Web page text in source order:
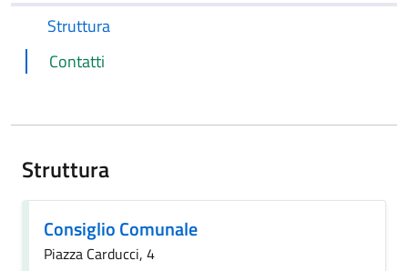
Struttura
Contatti
Struttura
Consiglio Comunale
Piazza Carducci, 4